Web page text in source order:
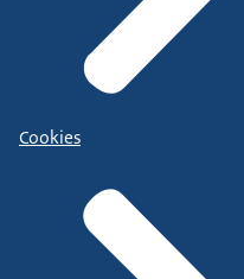
Cookies